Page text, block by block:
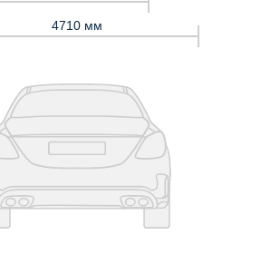
4710 мм